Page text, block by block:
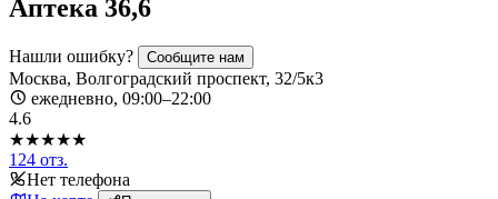
Аптека 36,6
Нашли ошибку? Сообщите нам
Москва, Волгоградский проспект, 32/5к3
ежедневно, 09:00–22:00
4.6
★★★★★
124 отз.
Нет телефона